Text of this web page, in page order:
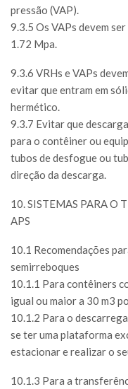
pressão (VAP).
9.3.5 Os VAPs devem
1.72 Mpa.
9.3.6 VRHs e VAPs
evitar que entram em
hermético.
9.3.7 Evitar que
para o contêiner ou
tubos de desfogue ou
direção da descarga.
10. SISTEMAS PARA O
APS
10.1 Recomendações
semirreboques
10.1.1 Para contêiners
igual ou maior a 30 m3
10.1.2 Para o
se ter uma plataforma
estacionar e realizar o
10.1.3 Para a